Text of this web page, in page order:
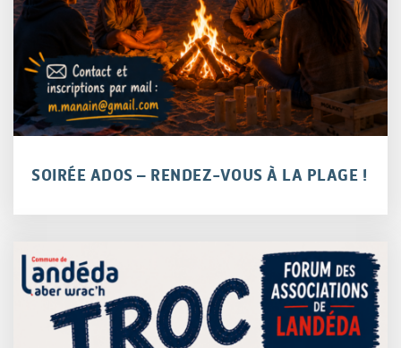
SOIRÉE ADOS – RENDEZ-VOUS À LA PLAGE !